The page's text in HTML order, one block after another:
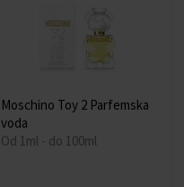
Moschino Toy 2 Parfemska
voda
Od 1ml - do 100ml